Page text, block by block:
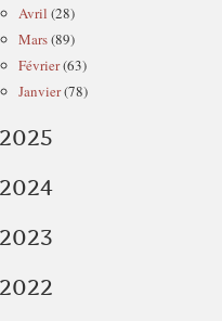
Avril (28)
Mars(89)
Février(63)
Janvier(78)
2025
2024
2023
2022